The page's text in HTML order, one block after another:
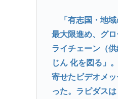
「有志国・地域
最大限進め、グ
ライチェーン（
じん 化を図る」
寄せたビデオメ
った。ラピダス